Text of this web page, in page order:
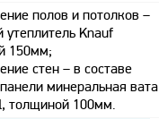
полов и потолков –
утеплитель Knauf
150мм;
стен – в составе
минеральная вата
толщиной 100мм.